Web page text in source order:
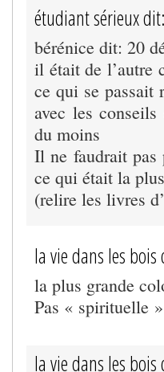
étudiant sérieux dit:
bérénice dit: 20
il était de l’autre
ce qui se passait
avec les
du moins
Il ne faudrait pas
ce qui était la
(relire les livres
la vie dans les bois
la plus grande
Pas « spirituelle
la vie dans les bois